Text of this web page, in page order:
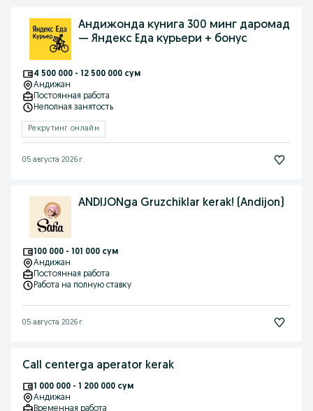
Андижонда кунига 300 минг даромад
— Яндекс Еда курьери + бонус
4 500 000 - 12 500 000 сум
Андижан
Постоянная работа
Неполная занятость
Рекрутинг онлайн
05 августа 2026 г.
ANDIJONga Gruzchiklar kerak! (Andijon)
100 000 - 101 000 сум
Андижан
Постоянная работа
Работа на полную ставку
05 августа 2026 г.
Call centerga aperator kerak
1 000 000 - 1 200 000 сум
Андижан
Временная работа